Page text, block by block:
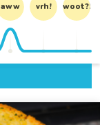
aww vrh! woot?!